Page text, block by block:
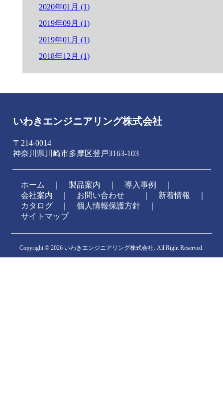
2020年01月 (1)
2019年09月 (1)
2019年01月 (1)
2018年12月 (1)
いわきエンジニアリング株式会社
〒214-0014
神奈川県川崎市多摩区登戸3163-103
ホーム 製品案内 導入事例
会社案内
お問い合わせ 新着情報
カタログ
個人情報保護方針
サイトマップ
Copyright © 2026 いわきエンジニアリング株式会社. All Right Reserved.